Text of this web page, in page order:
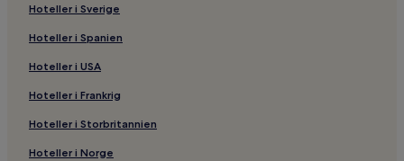
Hoteller i Sverige
Hoteller i Spanien
Hoteller i USA
Hoteller i Frankrig
Hoteller i Storbritannien
Hoteller i Norge